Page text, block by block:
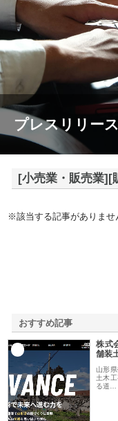
プレスリリース
[小売業・販売業][
※該当する記事がありませ
おすすめ記事
株式
舗装
山形
土木
る道…